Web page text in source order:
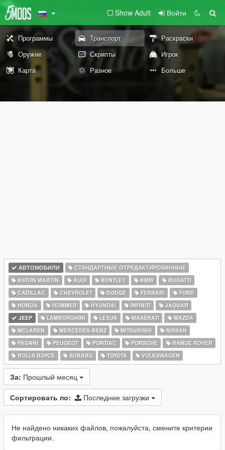
Show Adult Войти
Программы Транспорт
Раскраски
Оружие
Скрипты
Игрок
Карта
Разное Больше
АВТОМОБИЛИ
СТАНДАРТНЫЕ ОТРЕДАКТИРОВАННЫЕ
ASTON MARTIN
AUDI BENTLEY BMW
BUGATTI
CADILLAC
CHEVROLET DODGE FERRARI
FORD
HONDA
HUMMER HYUNDAI INFINITI
JAGUAR
JEEP
LAMBORGHINI LEXUS MASERATI
MAZDA
MCLAREN
MERCEDES-BENZ MITSUBISHI
NISSAN
PAGANI
PEUGEOT PONTIAC PORSCHE
RANGE ROVER
ROLLS ROYCE
SUBARU TOYOTA VOLKSWAGEN
За: Прошлый месяц
Сортировать по: Последние загрузки
Не найдено никаких файлов, пожалуйста, смените критерии
фильтрации.